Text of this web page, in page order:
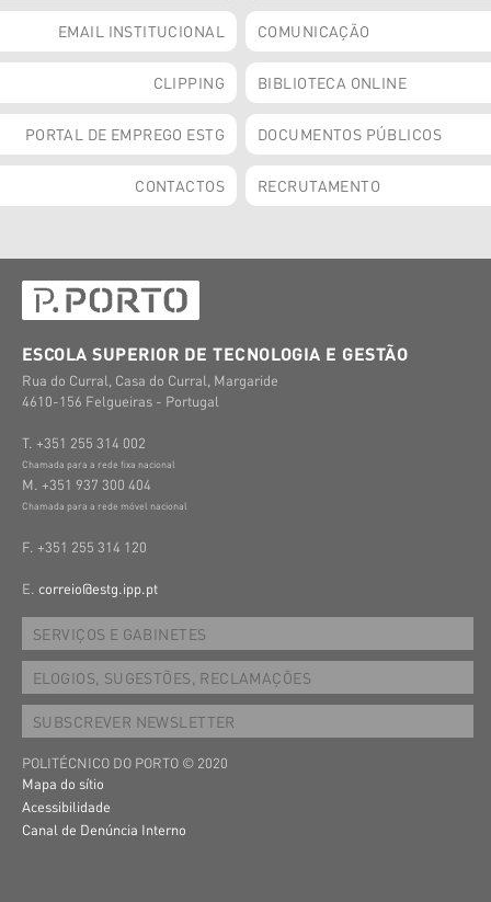
EMAIL INSTITUCIONAL COMUNICAÇÃO
CLIPPING BIBLIOTECA ONLINE
PORTAL DE EMPREGO ESTG DOCUMENTOS PÚBLICOS
CONTACTOS RECRUTAMENTO
ESCOLA SUPERIOR DE TECNOLOGIA E GESTÃO
Rua do Curral, Casa do Curral, Margaride
4610-156 Felgueiras - Portugal
T. +351 255 314 002
Chamada para a rede fixa nacional
M. +351 937 300 404
Chamada para a rede móvel nacional
F. +351 255 314 120
E. correio@estg.ipp.pt
SERVIÇOS E GABINETES
ELOGIOS, SUGESTÕES, RECLAMAÇÕES
SUBSCREVER NEWSLETTER
POLITÉCNICO DO PORTO © 2020
Mapa do sítio
Acessibilidade
Canal de Denúncia Interno